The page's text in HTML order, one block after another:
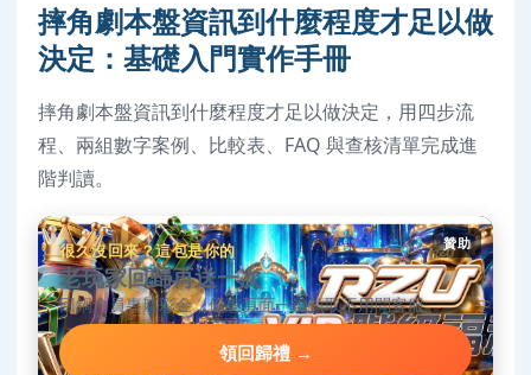
摔角劇本盤資訊到什麼程度才足以做
決定：基礎入門實作手冊
摔角劇本盤資訊到什麼程度才足以做決定，用四步流
程、兩組數字案例、比較表、FAQ 與查核清單完成進
階判讀。
贊助
很久沒回來？這包是你的
老玩家回歸再送一次
回鍋會員專屬彩金，優惠頁面一鍵領取不用問客服。
領回歸禮 →